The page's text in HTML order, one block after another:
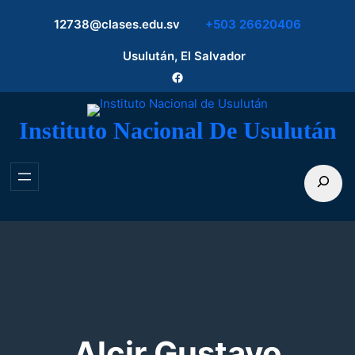
12738@clases.edu.sv +503 26620406
Usulután, El Salvador
Facebook
Instituto Nacional De Usulután